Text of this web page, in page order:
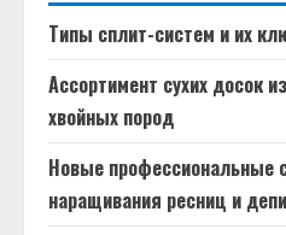
Типы сплит-систем и их
Ассортимент сухих досок
хвойных пород
Новые профессиональные
наращивания ресниц и